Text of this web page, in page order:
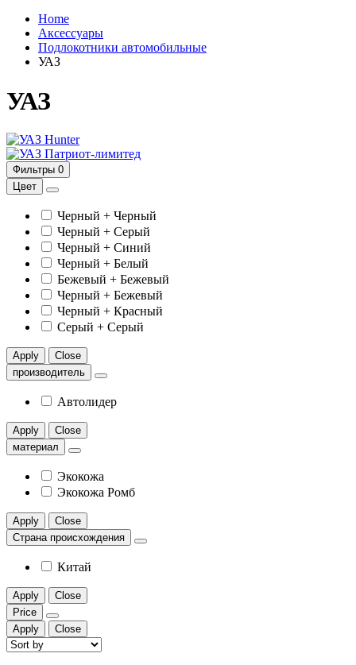
Home
Аксессуары
Подлокотники автомобильные
УАЗ
УАЗ
Hunter
Патриот-лимитед
Фильтры 0
Цвет
Черный + Черный
Черный + Серый
Черный + Синий
Черный + Белый
Бежевый + Бежевый
Черный + Бежевый
Черный + Красный
Серый + Серый
Apply
Close
производитель
Автолидер
Apply
Close
материал
Экокожа
Экокожа Ромб
Apply
Close
Страна происхождения
Китай
Apply
Close
Price
Apply
Close